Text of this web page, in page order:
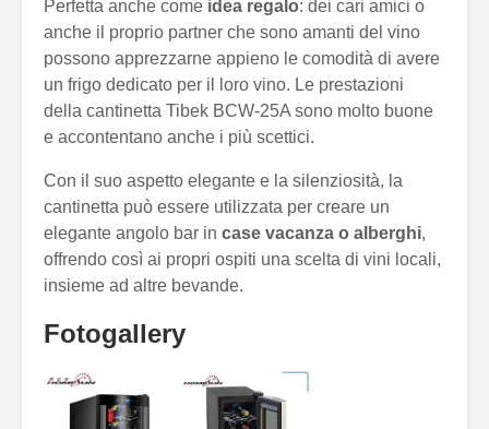
Perfetta anche come idea regalo: dei cari amici o
anche il proprio partner che sono amanti del vino
possono apprezzarne appieno le comodità di avere
un frigo dedicato per il loro vino. Le prestazioni
della cantinetta Tibek BCW-25A sono molto buone
e accontentano anche i più scettici.
Con il suo aspetto elegante e la silenziosità, la
cantinetta può essere utilizzata per creare un
elegante angolo bar in case vacanza o alberghi,
offrendo così ai propri ospiti una scelta di vini locali,
insieme ad altre bevande.
Fotogallery